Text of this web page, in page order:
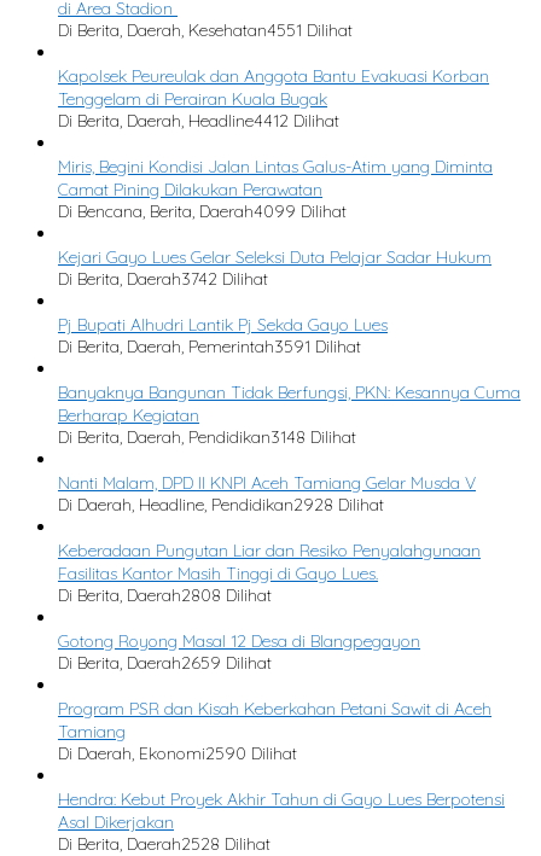
di Area Stadion
Di Berita, Daerah, Kesehatan4551 Dilihat
Kapolsek Peureulak dan Anggota Bantu Evakuasi Korban
Tenggelam di Perairan Kuala Bugak
Di Berita, Daerah, Headline4412 Dilihat
Miris, Begini Kondisi Jalan Lintas Galus-Atim yang Diminta
Camat Pining Dilakukan Perawatan
Di Bencana, Berita, Daerah4099 Dilihat
Kejari Gayo Lues Gelar Seleksi Duta Pelajar Sadar Hukum
Di Berita, Daerah3742 Dilihat
Pj Bupati Alhudri Lantik Pj Sekda Gayo Lues
Di Berita, Daerah, Pemerintah3591 Dilihat
Banyaknya Bangunan Tidak Berfungsi, PKN: Kesannya Cuma
Berharap Kegiatan
Di Berita, Daerah, Pendidikan3148 Dilihat
Nanti Malam, DPD II KNPI Aceh Tamiang Gelar Musda V
Di Daerah, Headline, Pendidikan2928 Dilihat
Keberadaan Pungutan Liar dan Resiko Penyalahgunaan
Fasilitas Kantor Masih Tinggi di Gayo Lues.
Di Berita, Daerah2808 Dilihat
Gotong Royong Masal 12 Desa di Blangpegayon
Di Berita, Daerah2659 Dilihat
Program PSR dan Kisah Keberkahan Petani Sawit di Aceh
Tamiang
Di Daerah, Ekonomi2590 Dilihat
Hendra: Kebut Proyek Akhir Tahun di Gayo Lues Berpotensi
Asal Dikerjakan
Di Berita, Daerah2528 Dilihat